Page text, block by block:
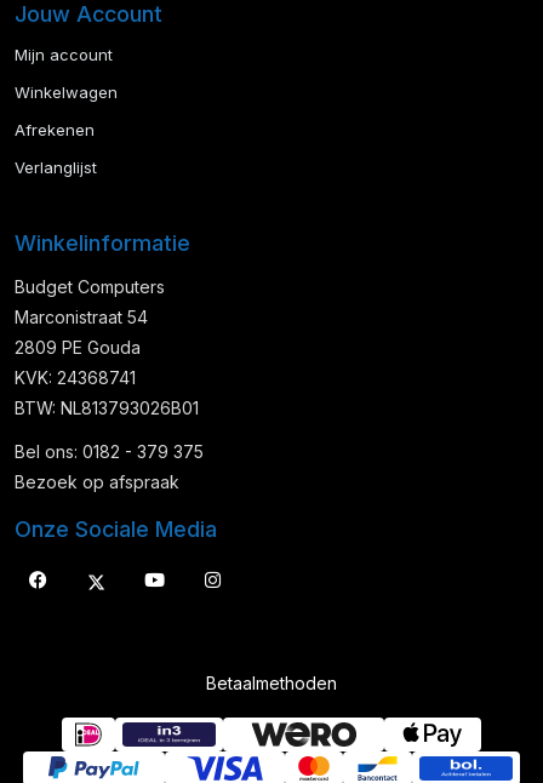
Jouw Account
Mijn account
Winkelwagen
Afrekenen
Verlanglijst
Winkelinformatie
Budget Computers
Marconistraat 54
2809 PE Gouda
KVK: 24368741
BTW: NL813793026B01
Bel ons: 0182 - 379 375
Bezoek op afspraak
Onze Sociale Media
Betaalmethoden